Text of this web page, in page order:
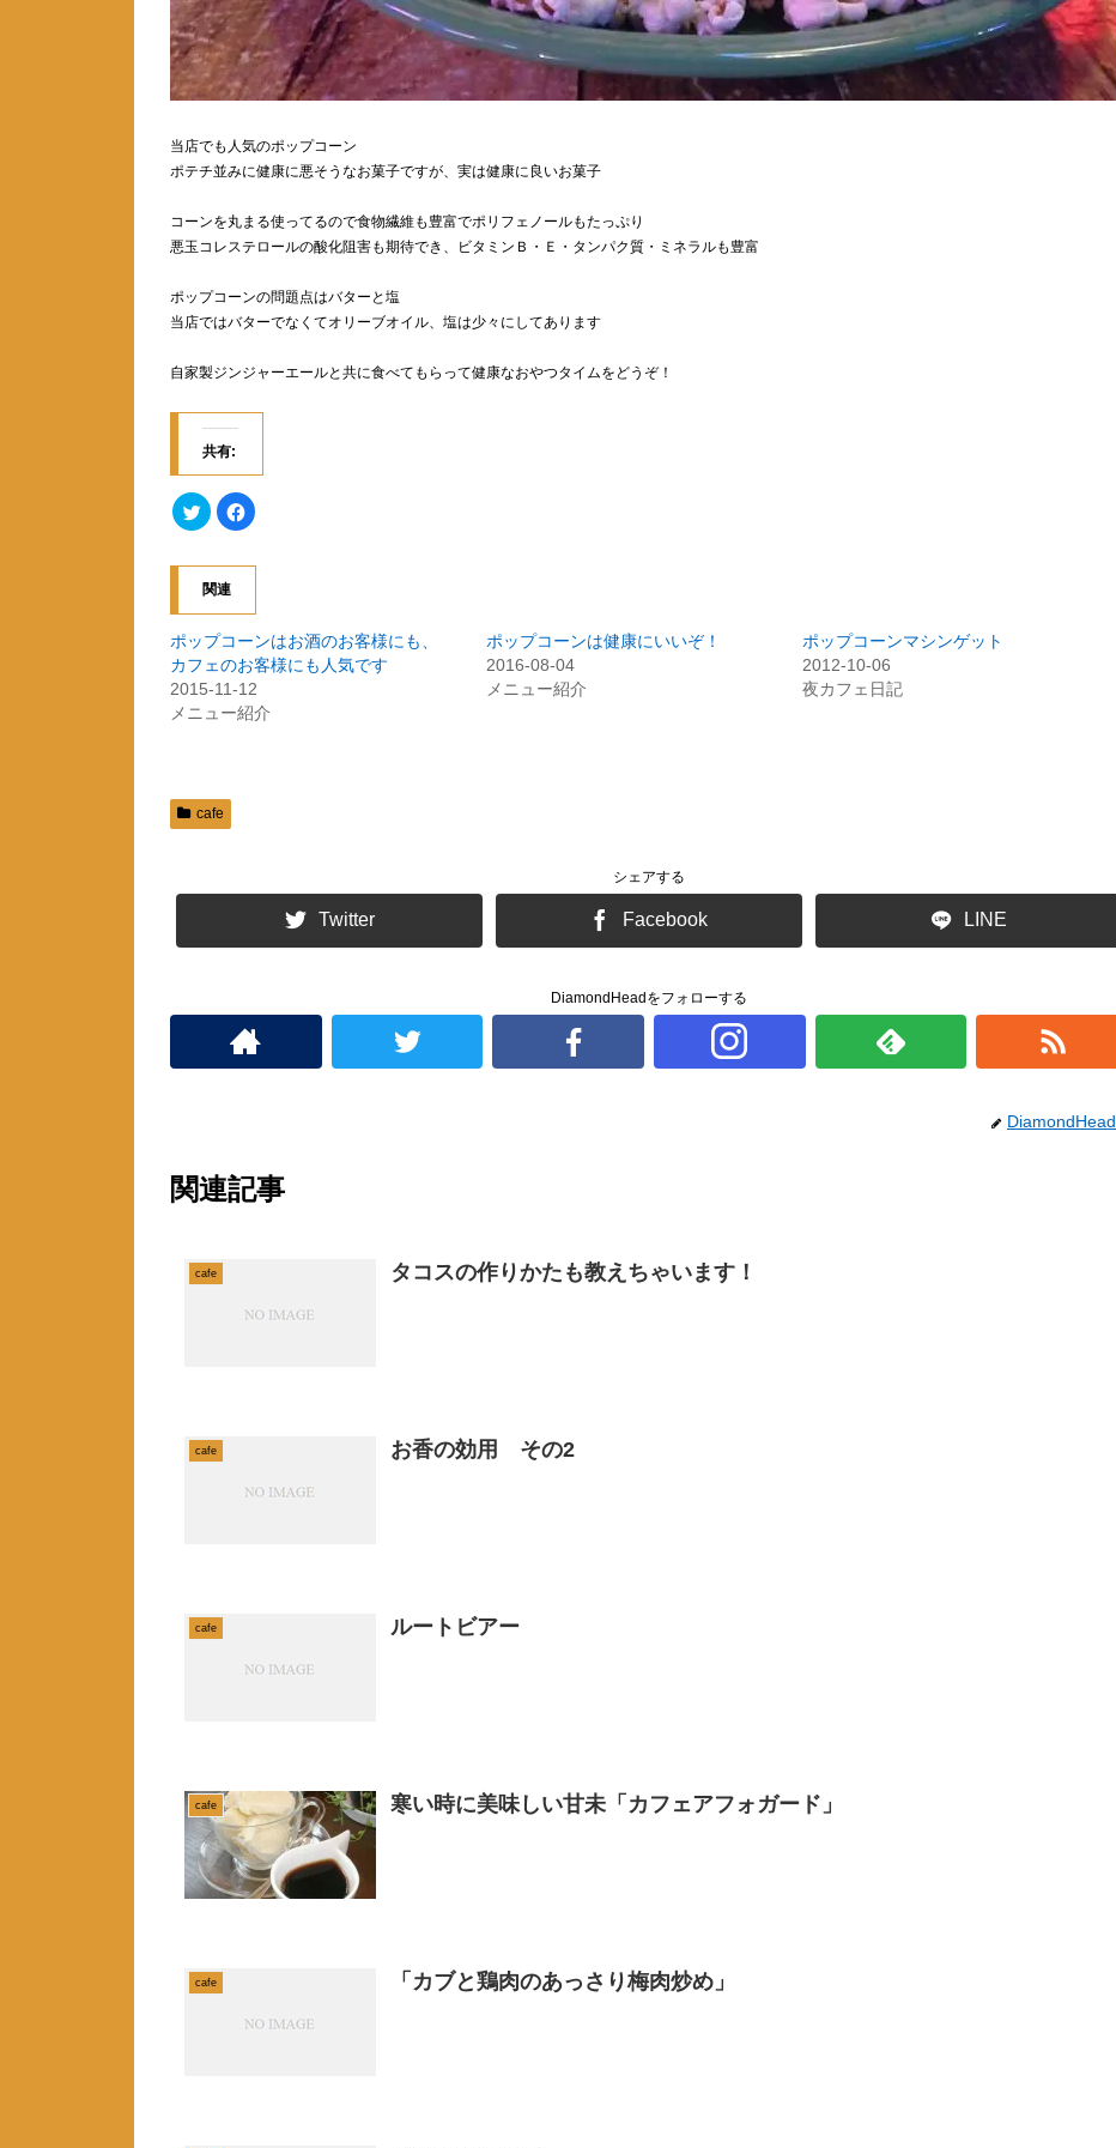
当店でも人気のポップコーン
ポテチ並みに健康に悪そうなお菓子ですが、実は健康に良いお菓子
コーンを丸まる使ってるので食物繊維も豊富でポリフェノールもたっぷり
悪玉コレステロールの酸化阻害も期待でき、ビタミンＢ・Ｅ・タンパク質・ミネラルも豊富
ポップコーンの問題点はバターと塩
当店ではバターでなくてオリーブオイル、塩は少々にしてあります
自家製ジンジャーエールと共に食べてもらって健康なおやつタイムをどうぞ！
共有:
ク
リ
し
て
T
t
t
e
r
で
共
有
ウ
ィ
ン
き
F
a
b
共
有
す
る
に
は
ク
し
ン
開
き
ま
す
)
関連
ポップコーンはお酒のお客様にも、
カフェのお客様にも人気です
2015-11-12
メニュー紹介
ポップコーンは健康にいいぞ！
2016-08-04
メニュー紹介
ポップコーンマシンゲット
2012-10-06
夜カフェ日記
cafe
シェアする
Twitter Facebook LINE
DiamondHeadをフォローする
DiamondHead
関連記事
cafe タコスの作りかたも教えちゃいます！
cafe お香の効用 その2
cafe ルートビアー
cafe 寒い時に美味しい甘未「カフェアフォガード」
cafe 「カブと鶏肉のあっさり梅肉炒め」